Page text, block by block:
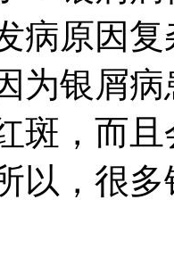
病原因
为银屑
斑，而
以，很